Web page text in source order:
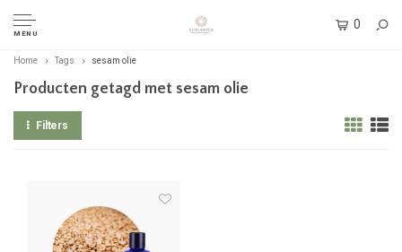
MENU
0
Home Tags sesam olie
Producten getagd met sesam olie
Filters